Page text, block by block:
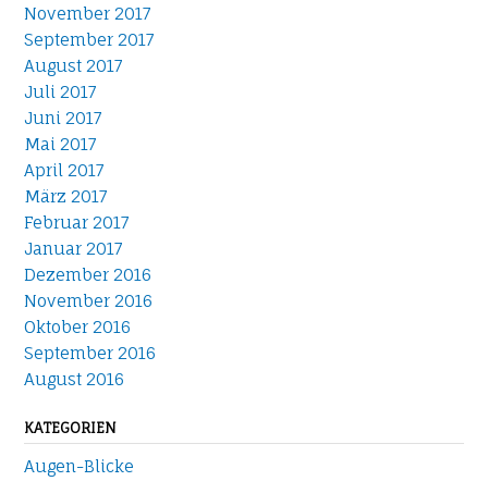
November 2017
September 2017
August 2017
Juli 2017
Juni 2017
Mai 2017
April 2017
März 2017
Februar 2017
Januar 2017
Dezember 2016
November 2016
Oktober 2016
September 2016
August 2016
KATEGORIEN
Augen-Blicke